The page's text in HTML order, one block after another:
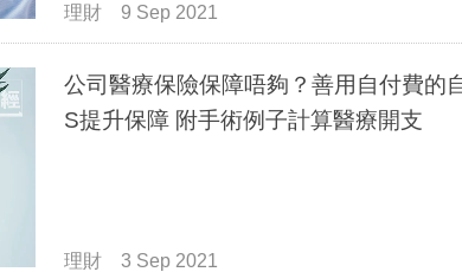
理財 9 Sep 2021
公司醫療保險保障唔夠？善用自付費的
S提升保障 附手術例子計算醫療開支
理財 3 Sep 2021